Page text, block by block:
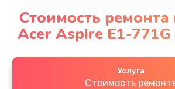
Стоимость ремонта
Acer Aspire E1-
Услуга
Стоимость